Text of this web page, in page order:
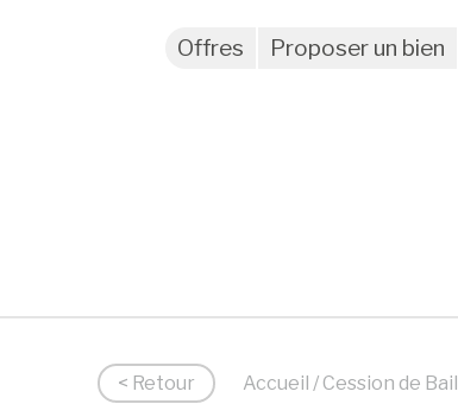
Offres Proposer un bien
< Retour Accueil / Cession de Bail